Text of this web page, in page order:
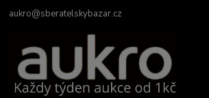
aukro@sberatelskybazar.cz